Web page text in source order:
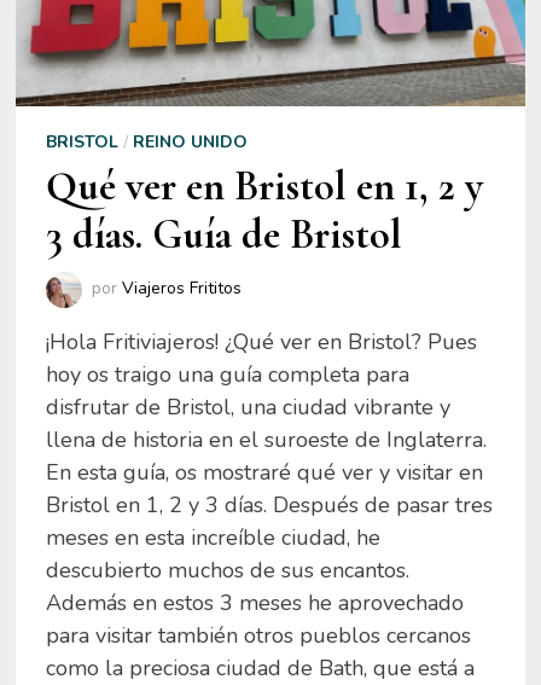
BRISTOL/ REINO UNIDO
Qué ver en Bristol en 1, 2 y
3 días. Guía de Bristol
por Viajeros Frititos
¡Hola Fritiviajeros! ¿Qué ver en Bristol? Pues
hoy os traigo una guía completa para
disfrutar de Bristol, una ciudad vibrante y
llena de historia en el suroeste de Inglaterra.
En esta guía, os mostraré qué ver y visitar en
Bristol en 1, 2 y 3 días. Después de pasar tres
meses en esta increíble ciudad, he
descubierto muchos de sus encantos.
Además en estos 3 meses he aprovechado
para visitar también otros pueblos cercanos
como la preciosa ciudad de Bath, que está a